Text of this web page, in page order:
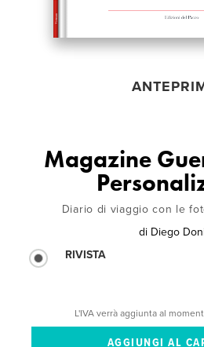
Magazine
Diario di viaggio con le
di Diego
RIVISTA
L'IVA verrà aggiunta al